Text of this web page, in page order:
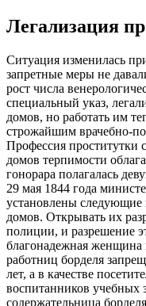
Легализация
Ситуация изменилась
запретные меры не
рост числа
специальный указ,
домов, но работать им
строжайшим врачебно-
Профессия проститутки
домов терпимости
гонорара полагалась
29 мая 1844 года
установлены
домов. Открывать их
полиции, и разрешение
благонадежная женщина
работниц борделя
лет, а в качестве
воспитанников учебных
содержательница